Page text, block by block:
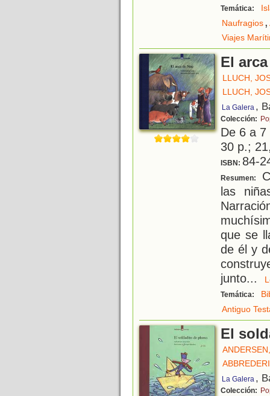
Temática:
Naufragios,
Viajes
El
LLUCH,
LLUCH,
La Galera ,
Colección:
De 6 a
30 p.;
ISBN: 84-
Resumen:
las
que se
de él y
junto...
Temática:
Antiguo
El
La Galera ,
Colección: